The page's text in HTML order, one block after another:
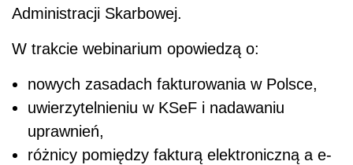
Administracji Skarbowej.
W trakcie webinarium opowiedzą o:
nowych zasadach fakturowania w Polsce,
uwierzytelnieniu w KSeF i nadawaniu
uprawnień,
różnicy pomiędzy fakturą elektroniczną a e-